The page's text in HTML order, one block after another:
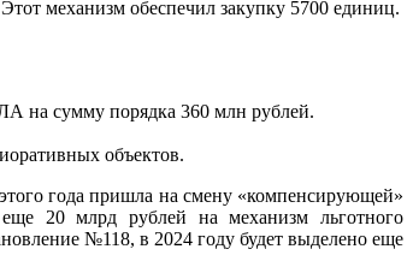
механизм обеспечил закупку 5700 единиц.
на сумму порядка 360 млн рублей.
объектов.
года пришла на смену «компенсирующей»
еще 20 млрд рублей на механизм льготного
№118, в 2024 году будет выделено еще